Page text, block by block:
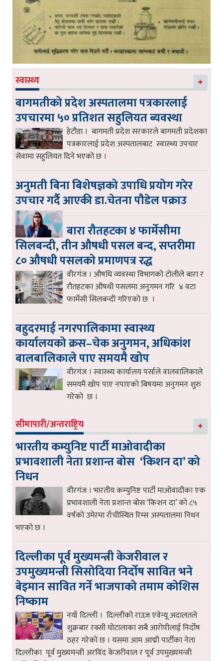
स्वास्थ्य
बागमतीको प्रदेश अस्पतालमा पत्रकारलाई
उपचारमा ५० प्रतिशत सहुलियत ब्यवस्था
हेटौडा । बागमती प्रदेश सरकारले बागमती प्रदेशका
पत्रकारलाई प्रदेश अस्पतालबाट स्वास्थ्य उपचार
सेवामा सहुलियत दिने भएको छ ।
अनुमती बिना बिशेषज्ञको उपाधि प्रयोग गरेर
उपचार गर्दै आएकी डा.चेतना पौडेल पक्राउ
बारा रौतहटका ४ फार्मेसीमा
सिलबन्दी, तीन औषधी पसल बन्द, सप्तरीमा
८० औषधी पसलको प्रमाणपत्र रद्ध
वीरगंज । औषधि व्यवस्था विभागको टोलीले बारा र
रौतहटका औषधी पसलमा अनुगमन गरि ४ वटा
फार्मेसी सिलबन्दी गरिएको छ ।
बहुदरमाई नगरपालिकामा स्वास्थ्य
कार्यालयको क्रस–चेक अनुगमन, अधिकांश
बालबालिकाले पाए समयमै खोप
वीरगंज । स्वास्थ्य कार्यालय पर्साले वालवालिकाले
समयमै खोप पाए नपाएको बिषयमा अनुगमन शुरु
गरेको छ ।
सीमापारी/अन्तराष्ट्रिय
भारतीय कम्युनिष्ट पार्टी माओवादीका
प्रभावशाली नेता प्रशान्त बोस ‘किशन दा’ को
निधन
वीरगंज । भारतीय कम्युनिष्ट पार्टी माओवादीका एक
प्रभावशाली नेता प्रशान्त बोस ‘किशन दा’ को ८५
वर्षको उमेरमा राँचीस्थित रिम्स अस्पतालमा निधन
भएको छ ।
दिल्लीका पूर्व मुख्यमन्त्री केजरीवाल र
उपमुख्यमन्त्री सिसोदिया निर्दोष सावित भने
बेइमान सावित गर्ने भाजपाको तमाम कोशिस
निष्काम
नयाँ दिल्ली । दिल्लीको राउज़ एवेन्यू अदालतले
शुक्रबार रक्सी घोटालाका सबै आरोपीलाई निर्दोष
ठहर गरेको छ । यसमा आम आद्मी पार्टीका नेता
दिल्लीका पूर्व मुख्यमन्त्री अरविंद केजरीवाल र पूर्व उपमुख्यमन्त्री